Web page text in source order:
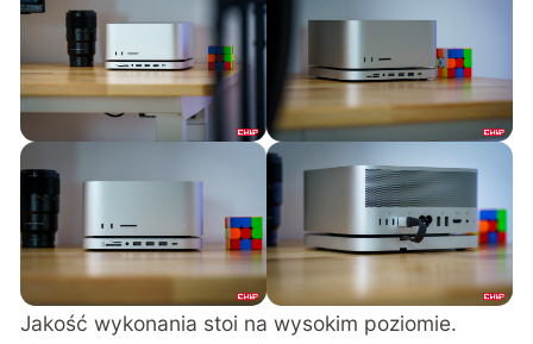
Jakość wykonania stoi na wysokim poziomie.